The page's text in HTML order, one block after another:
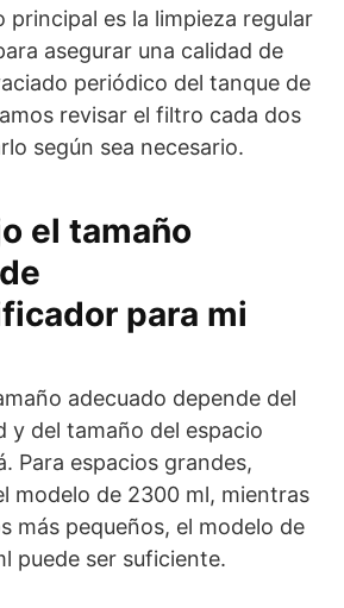
principal es la limpieza regular
asegurar una calidad de
periódico del tanque de
revisar el filtro cada dos
según sea necesario.
el tamaño
para mi
adecuado depende del
y del tamaño del espacio
Para espacios grandes,
modelo de 2300 ml, mientras
más pequeños, el modelo de
puede ser suficiente.